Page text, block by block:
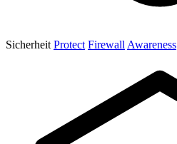
Sicherheit Protect Firewall Awareness